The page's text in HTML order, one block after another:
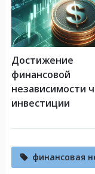
Достижение
финансовой
независимости
инвестиции
финансовая